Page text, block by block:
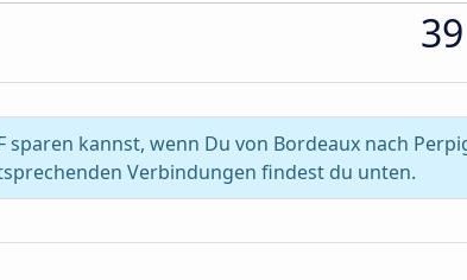
sparen kannst, wenn Du von Bordeaux nach
Verbindungen findest du unten.